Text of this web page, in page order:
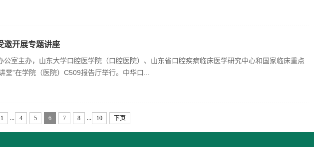
邀开展专题讲座
室主办，山东大学口腔医学院（口腔医院）、山东省口腔疾病临床医学研究中心和国家临床重点
”在学院（医院）C509报告厅举行。中华口...
1 4 5 6 7 8 10 下页